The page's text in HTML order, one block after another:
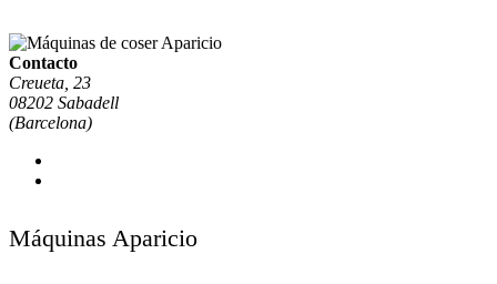
Contacto
Creueta, 23
08202 Sabadell
(Barcelona)
Máquinas Aparicio